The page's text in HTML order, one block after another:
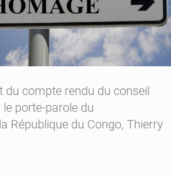
du compte rendu du conseil
porte-parole du
République du Congo, Thierry